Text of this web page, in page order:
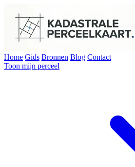
Home Gids Bronnen Blog Contact
Toon mijn perceel